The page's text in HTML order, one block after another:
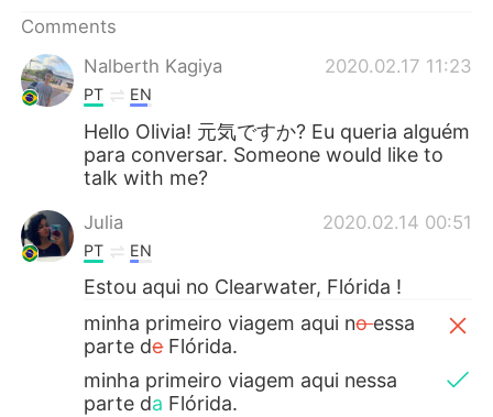
Comments
Nalberth Kagiya
2020.02.17 11:23
PT EN
Hello Olivia! 元気ですか? Eu queria alguém
para conversar. Someone would like to
talk with me?
Julia 2020.02.14 00:51
PT EN
Estou aqui no Clearwater, Flórida !
minha primeiro viagem aqui noessa
parte deFlórida.
minha primeiro viagem aqui nessa
parte da Flórida.